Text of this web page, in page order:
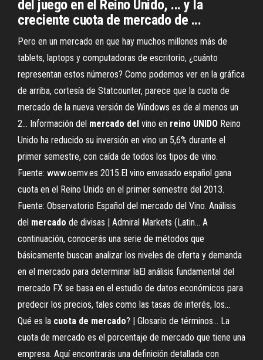
del juego en el Reino Unido, ... y la
creciente cuota de mercado de ...
Pero en un mercado en que hay muchos millones más de
tablets, laptops y computadoras de escritorio, ¿cuánto
representan estos números? Como podemos ver en la gráfica
de arriba, cortesía de Statcounter, parece que la cuota de
mercado de la nueva versión de Windows es de al menos un
2... Información del mercado del vino en reino UNIDO Reino
Unido ha reducido su inversión en vino un 5,6% durante el
primer semestre, con caída de todos los tipos de vino.
Fuente: www.oemv.es 2015.El vino envasado español gana
cuota en el Reino Unido en el primer semestre del 2013.
Fuente: Observatorio Español del mercado del Vino. Análisis
del mercado de divisas | Admiral Markets (Latin… A
continuación, conocerás una serie de métodos que
básicamente buscan analizar los niveles de oferta y demanda
en el mercado para determinar laEl análisis fundamental del
mercado FX se basa en el estudio de datos económicos para
predecir los precios, tales como las tasas de interés, los...
Qué es la cuota de mercado? | Glosario de términos… La
cuota de mercado es el porcentaje de mercado que tiene una
empresa. Aquí encontrarás una definición detallada con